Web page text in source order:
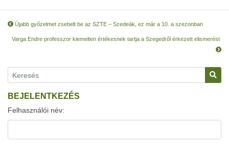
Újabb győzelmet zsebelt be az SZTE – Szedeák, ez már a 10. a szezonban
Varga Endre professzor kiemelten értékesnek tartja a Szegedről érkezett elismerést
BEJELENTKEZÉS
Felhasználói név: